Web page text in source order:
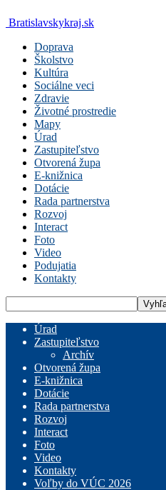
Bratislavskykraj.sk
Doprava
Školstvo
Kultúra
Sociálne veci
Zdravie
Životné prostredie
Mapy
Úrad
Zastupiteľstvo
Otvorená župa
E-knižnica
Dotácie
Rada partnerstva
Rozvoj
Interact
Foto
Video
Podujatia
Kontakty
Úrad
Zastupiteľstvo
Archív
Otvorená župa
E-knižnica
Dotácie
Rada partnerstva
Rozvoj
Interact
Foto
Video
Kontakty
Voľby do VÚC 2026